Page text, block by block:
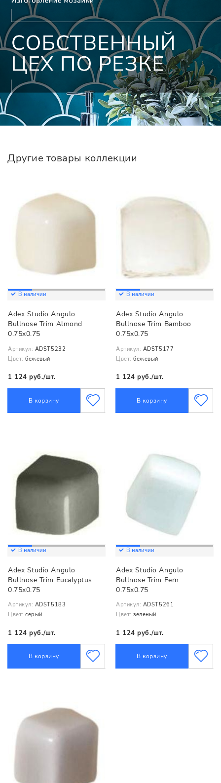
Другие товары коллекции
В наличии
Adex Studio Angulo
Bullnose Trim Almond
0.75x0.75
Артикул: ADST5232
Цвет: бежевый
1 124 руб./шт.
В корзину
В наличии
Adex Studio Angulo
Bullnose Trim Bamboo
0.75x0.75
Артикул: ADST5177
Цвет: бежевый
1 124 руб./шт.
В корзину
В наличии
Adex Studio Angulo
Bullnose Trim Eucalyptus
0.75x0.75
Артикул: ADST5183
Цвет: серый
1 124 руб./шт.
В корзину
В наличии
Adex Studio Angulo
Bullnose Trim Fern
0.75x0.75
Артикул: ADST5261
Цвет: зеленый
1 124 руб./шт.
В корзину